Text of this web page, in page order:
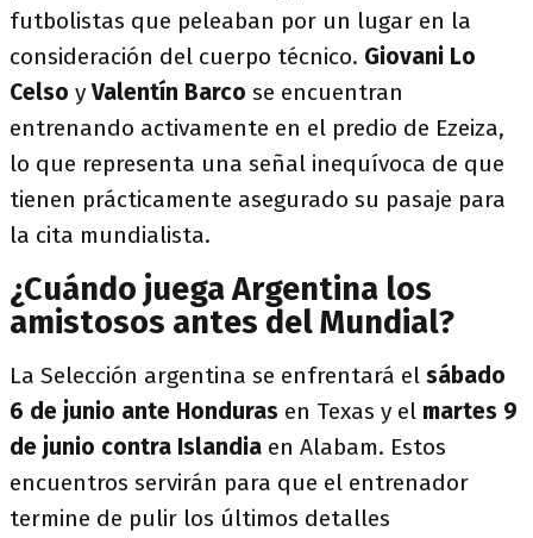
futbolistas que peleaban por un lugar en la
consideración del cuerpo técnico. Giovani Lo
Celso yValentín Barco se encuentran
entrenando activamente en el predio de Ezeiza,
lo que representa una señal inequívoca de que
tienen prácticamente asegurado su pasaje para
la cita mundialista.
¿Cuándo juega Argentina los
amistosos antes del Mundial?
La Selección argentina se enfrentará el sábado
6 de junio ante Honduras en Texas y el martes 9
de junio contra Islandia en Alabam. Estos
encuentros servirán para que el entrenador
termine de pulir los últimos detalles